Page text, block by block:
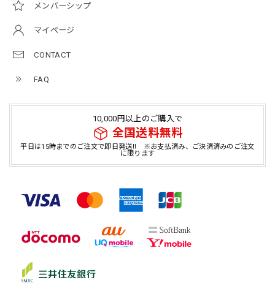
メンバーシップ
マイページ
CONTACT
FAQ
10,000円以上のご購入で
全国送料無料
平日は15時までのご注文で即日発送!! ※お支払済み、ご決済済みのご注文
に限ります